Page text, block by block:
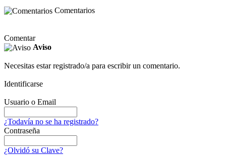
Comentarios
Comentar
Aviso
Necesitas estar registrado/a para escribir un comentario.
Identificarse
Usuario o Email
¿Todavía no se ha registrado?
Contraseña
¿Olvidó su Clave?